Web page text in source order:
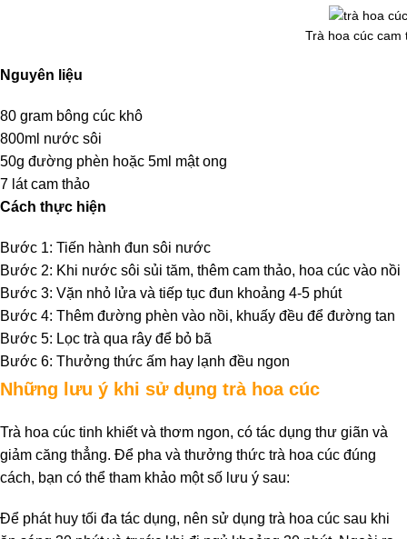
Trà hoa cúc cam
Nguyên liệu
80 gram bông cúc khô
800ml nước sôi
50g đường phèn hoặc 5ml mật ong
7 lát cam thảo
Cách thực hiện
Bước 1: Tiến hành đun sôi nước
Bước 2: Khi nước sôi sủi tăm, thêm cam thảo, hoa cúc vào nồi
Bước 3: Vặn nhỏ lửa và tiếp tục đun khoảng 4-5 phút
Bước 4: Thêm đường phèn vào nồi, khuấy đều để đường tan
Bước 5: Lọc trà qua rây để bỏ bã
Bước 6: Thưởng thức ấm hay lạnh đều ngon
Những lưu ý khi sử dụng trà hoa cúc
Trà hoa cúc tinh khiết và thơm ngon, có tác dụng thư giãn và
giảm căng thẳng. Để pha và thưởng thức trà hoa cúc đúng
cách, bạn có thể tham khảo một số lưu ý sau:
Để phát huy tối đa tác dụng, nên sử dụng trà hoa cúc sau khi